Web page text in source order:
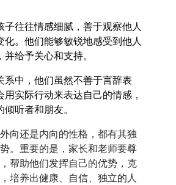
子往往情感细腻，善于观察他人
化。他们能够敏锐地感受到他人
并给予关心和支持。
系中，他们虽然不善于言辞表
用实际行动来表达自己的情感，
倾听者和朋友。
向还是内向的性格，都有其独
。重要的是，家长和老师要尊
帮助他们发挥自己的优势，克
培养出健康、自信、独立的人